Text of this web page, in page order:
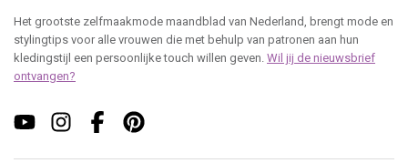
Het grootste zelfmaakmode maandblad van Nederland, brengt mode en
stylingtips voor alle vrouwen die met behulp van patronen aan hun
kledingstijl een persoonlijke touch willen geven. Wil jij de nieuwsbrief
ontvangen?